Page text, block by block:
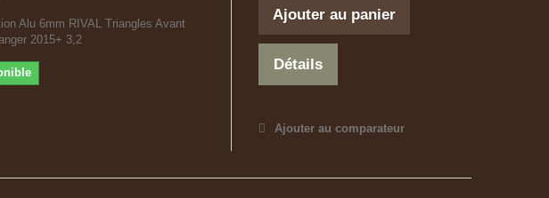
Alu 6mm RIVAL Triangles Avant
2015+ 3,2
Ajouter au panier
Détails
Ajouter au comparateur